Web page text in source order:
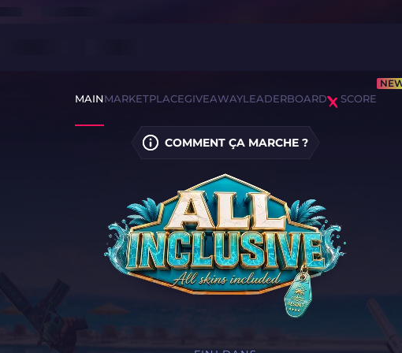
MAINMARKETPLACEGIVEAWAYLEADERBOARD SCORE
COMMENT ÇA MARCHE ?